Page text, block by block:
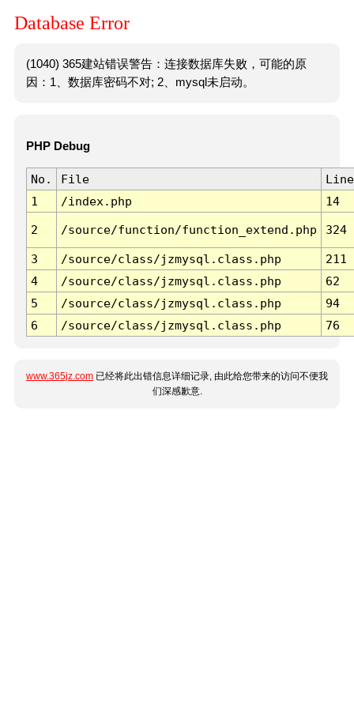
Database Error
(1040) 365建站错误警告：连接数据库失败，可能的原
因：1、数据库密码不对; 2、mysql未启动。
PHP Debug
No. File
Line
1
/index.php 14
2 /source/function/function_extend.php 324
3 /source/class/jzmysql.class.php
211
4
/source/class/jzmysql.class.php
62
5
/source/class/jzmysql.class.php
94
6
/source/class/jzmysql.class.php 76
www.365jz.com 已经将此出错信息详细记录, 由此给您带来的访问不便我
们深感歉意.